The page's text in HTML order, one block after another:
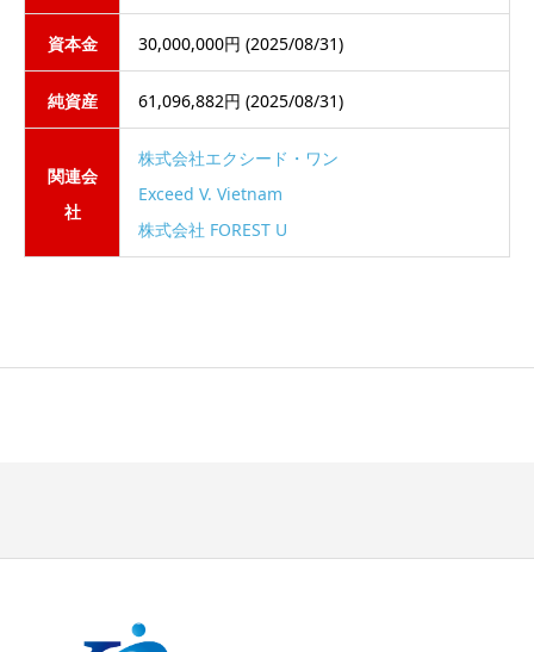
資本金 30,000,000円 (2025/08/31)
純資産 61,096,882円 (2025/08/31)
関連会
社
株式会社エクシード・ワン
Exceed V. Vietnam
株式会社 FOREST U